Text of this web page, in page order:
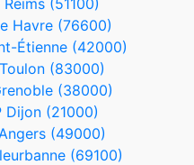
(51100)
Havre (76600)
Étienne (42000)
(83000)
(38000)
Dijon (21000)
(49000)
(69100)